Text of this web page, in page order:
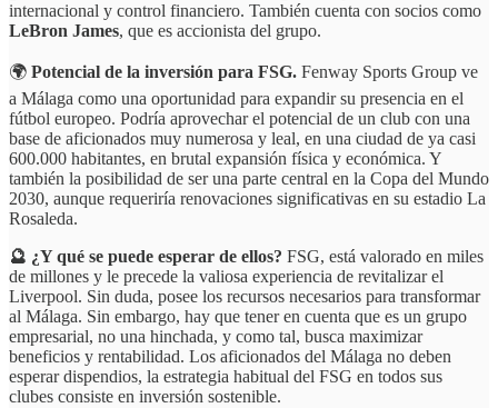
internacional y control financiero. También cuenta con socios como
LeBron James, que es accionista del grupo.
🌍 Potencial de la inversión para FSG. Fenway Sports Group ve
a Málaga como una oportunidad para expandir su presencia en el
fútbol europeo. Podría aprovechar el potencial de un club con una
base de aficionados muy numerosa y leal, en una ciudad de ya casi
600.000 habitantes, en brutal expansión física y económica. Y
también la posibilidad de ser una parte central en la Copa del Mundo
2030, aunque requeriría renovaciones significativas en su estadio La
Rosaleda.
🔮 ¿Y qué se puede esperar de ellos? FSG, está valorado en miles
de millones y le precede la valiosa experiencia de revitalizar el
Liverpool. Sin duda, posee los recursos necesarios para transformar
al Málaga. Sin embargo, hay que tener en cuenta que es un grupo
empresarial, no una hinchada, y como tal, busca maximizar
beneficios y rentabilidad. Los aficionados del Málaga no deben
esperar dispendios, la estrategia habitual del FSG en todos sus
clubes consiste en inversión sostenible.